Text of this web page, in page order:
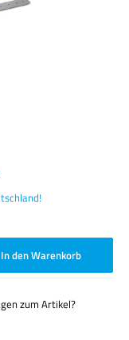
um die Anzahl zu
In den Warenkorb
zum Artikel?